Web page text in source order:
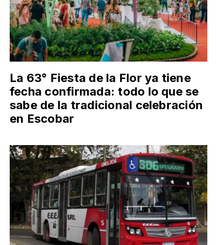
La 63° Fiesta de la Flor ya tiene
fecha confirmada: todo lo que se
sabe de la tradicional celebración
en Escobar